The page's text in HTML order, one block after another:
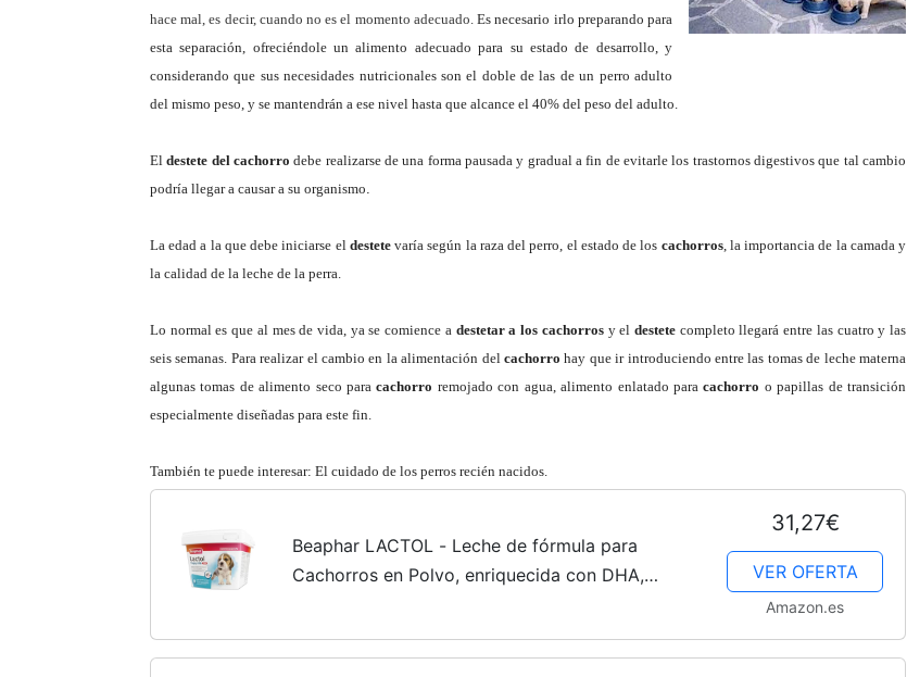
–
Razas
hace mal, es decir, cuando no es el momento adecuado.Es necesario irlo preparando para
esta separación, ofreciéndole un alimento adecuado para su estado de desarrollo, y
considerando que sus necesidades nutricionales son el doble de las de un perro adulto
del mismo peso, y se mantendrán a ese nivel hasta que alcance el 40% del peso del adulto.
Eldestete del cachorro debe realizarse de una forma pausada y gradual a fin de evitarle los trastornos digestivos que tal cambio
podría llegar a causar a su organismo.
La edad a la que debe iniciarse el destetevaría según la raza del perro, el estado de los cachorros, la importancia de la camaday
la calidad de la leche de la perra.
Lo normal es que al mes de vida, ya se comience a destetar a los cachorros yel destete completo llegaráentre las cuatro y las
seis semanas. Para realizar el cambio en la alimentación delcachorro hay que ir introduciendo entre las tomas de leche materna
algunas tomas de alimento seco paracachorro remojado con agua, alimento enlatado paracachorro opapillas de transición
especialmente diseñadas para este fin.
También te puede interesar: El cuidado de los perros recién nacidos.
Beaphar LACTOL - Leche de fórmula para
Cachorros en Polvo, enriquecida con DHA,
31,27€
VER OFERTA
Amazon.es